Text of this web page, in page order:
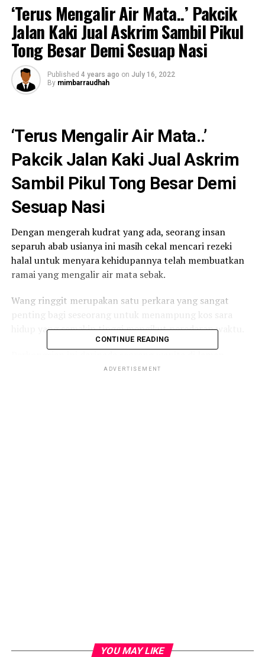
‘Terus Mengalir Air Mata..’ Pakcik
Jalan Kaki Jual Askrim Sambil Pikul
Tong Besar Demi Sesuap Nasi
Published 4 years ago on July 16, 2022
By mimbarraudhah
‘Terus Mengalir Air Mata..’
Pakcik Jalan Kaki Jual Askrim
Sambil Pikul Tong Besar Demi
Sesuap Nasi
Dengan mengerah kudrat yang ada, seorang insan
separuh abab usianya ini masih cekal mencari rezeki
halal untuk menyara kehidupannya telah membuatkan
ramai yang mengalir air mata sebak.
Wang ringgit merupakan satu perkara yang sangat
penting bagi seseorang untuk menampung kos sara
hidup yang semakin tinggi mengikut peredaran waktu.
Facebooknya, Nurdiana Mohd Rapi tentang kisah
CONTINUE READING
ADVERTISEMENT
YOU MAY LIKE